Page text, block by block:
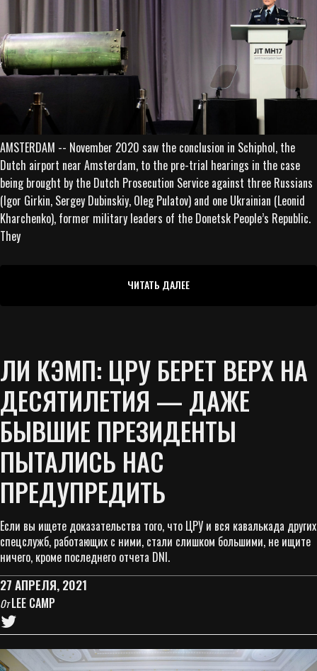
AMSTERDAM -- November 2020 saw the conclusion in Schiphol, the
Dutch airport near Amsterdam, to the pre-trial hearings in the case
being brought by the Dutch Prosecution Service against three Russians
(Igor Girkin, Sergey Dubinskiy, Oleg Pulatov) and one Ukrainian (Leonid
Kharchenko), former military leaders of the Donetsk People’s Republic.
They
ЧИТАТЬ ДАЛЕЕ
ЛИ КЭМП: ЦРУ БЕРЕТ ВЕРХ НА
ДЕСЯТИЛЕТИЯ — ДАЖЕ
БЫВШИЕ ПРЕЗИДЕНТЫ
ПЫТАЛИСЬ НАС
ПРЕДУПРЕДИТЬ
Если вы ищете доказательства того, что ЦРУ и вся кавалькада других
спецслужб, работающих с ними, стали слишком большими, не ищите
ничего, кроме последнего отчета DNI.
27 АПРЕЛЯ, 2021
ОтLEE CAMP